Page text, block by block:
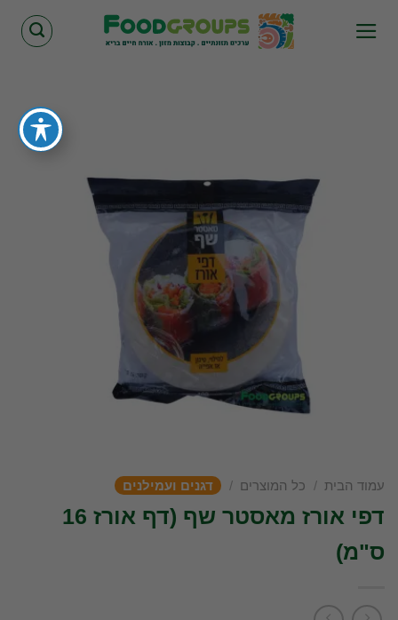
עמוד הבית / כל המוצרים / דגנים ועמילנים
דפי אורז מאסטר שף (דף אורז 16
ס"מ)